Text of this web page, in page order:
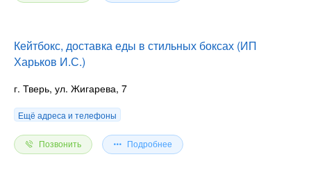
Кейтбокс, доставка еды в стильных боксах (ИП
Харьков И.С.)
г. Тверь, ул. Жигарева, 7
Ещё адреса и телефоны
Позвонить Подробнее